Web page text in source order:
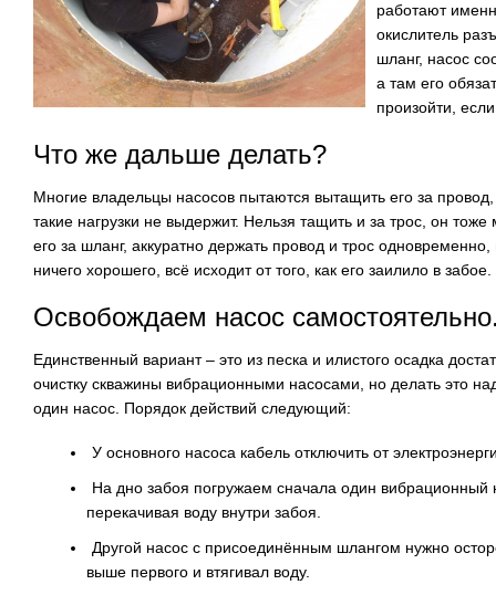
работают
окислитель
шланг, насос
а там его
произойти,
Что же дальше делать?
Многие владельцы насосов пытаются вытащить его за
такие нагрузки не выдержит. Нельзя тащить и за трос, он
его за шланг, аккуратно держать провод и трос
ничего хорошего, всё исходит от того, как его заилило в забое.
Освобождаем насос
Единственный вариант – это из песка и илистого осадка
очистку скважины вибрационными насосами, но делать это
один насос. Порядок действий следующий:
У основного насоса кабель отключить от
На дно забоя погружаем сначала один
перекачивая воду внутри забоя.
Другой насос с присоединённым шлангом нужно
выше первого и втягивал воду.